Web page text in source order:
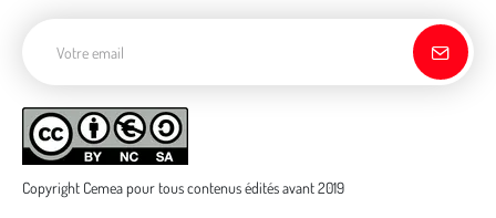
Copyright Cemea pour tous contenus édités avant 2019